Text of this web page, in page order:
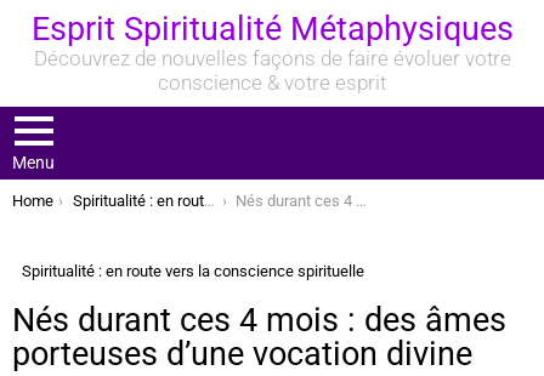
Esprit Spiritualité Métaphysiques
Découvrez de nouvelles façons de faire évoluer votre
conscience & votre esprit
Menu
You are here:
Home Spiritualité : en route vers la conscience spirituelle Nés durant ces 4 mois : des âmes porteuses d’une vocation divine rare
Spiritualité : en route vers la conscience spirituelle
Nés durant ces 4 mois : des âmes
porteuses d’une vocation divine